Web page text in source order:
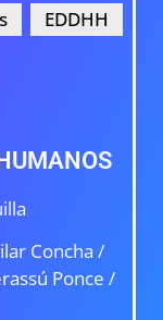
EDDHH
Concha /
Ponce /